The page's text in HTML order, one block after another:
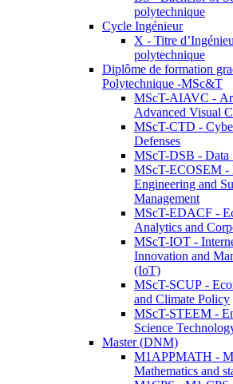
polytechnique
Cycle Ingénieur
X - Titre
polytechnique
Diplôme de formation
Polytechnique -MSc&T
MScT-AIAVC -
Advanced Visual
MScT-CTD -
Defenses
MScT-DSB - Data
MScT-ECOSEM -
Engineering and
Management
MScT-EDACF -
Analytics and
MScT-IOT -
Innovation and
(IoT)
MScT-SCUP -
and Climate Policy
MScT-STEEM -
Science
Master (DNM)
M1APPMATH -
Mathematics and